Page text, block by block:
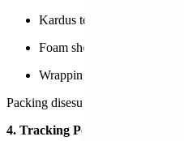
Kardus tebal
Foam sheet
Wrapping film
Packing disesuaikan dengan jenis
4. Tracking Pengiriman Real-